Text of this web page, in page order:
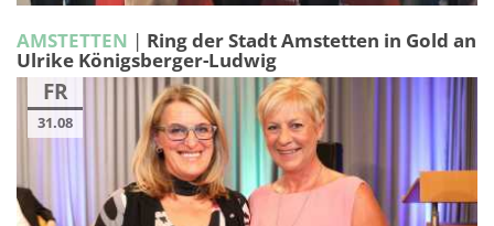
AMSTETTEN | Ring der Stadt Amstetten in Gold an
Ulrike Königsberger-Ludwig
FR
31.08